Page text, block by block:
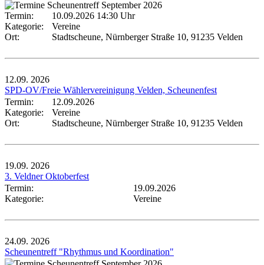
Termin:
10.09.2026 14:30 Uhr
Kategorie:
Vereine
Ort:
Stadtscheune, Nürnberger Straße 10, 91235 Velden
12.09. 2026
SPD-OV/Freie Wählervereinigung Velden, Scheunenfest
Termin:
12.09.2026
Kategorie:
Vereine
Ort:
Stadtscheune, Nürnberger Straße 10, 91235 Velden
19.09. 2026
3. Veldner Oktoberfest
Termin:
19.09.2026
Kategorie:
Vereine
24.09. 2026
Scheunentreff "Rhythmus und Koordination"